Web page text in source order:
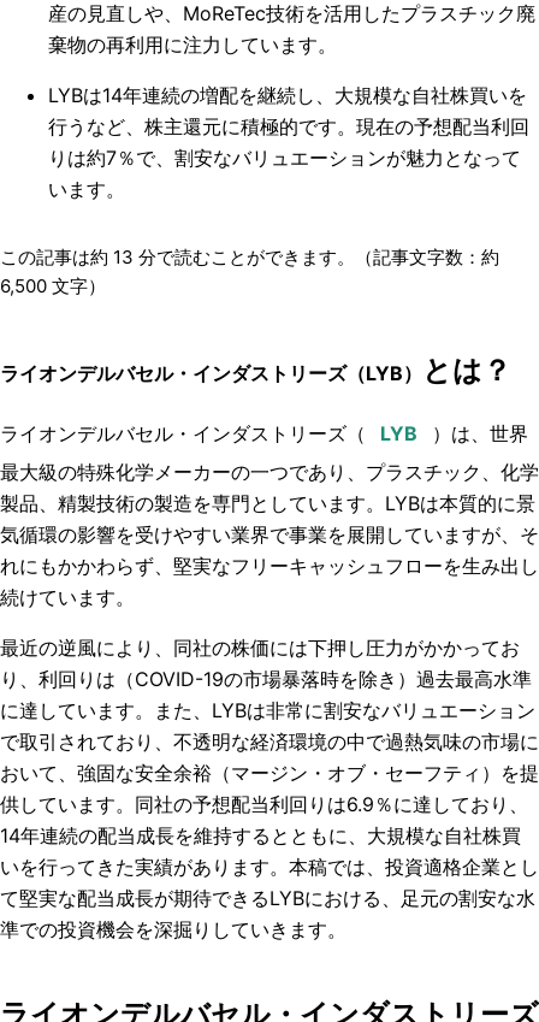
産の見直しや、MoReTec技術を活用したプラスチック廃
棄物の再利用に注力しています。
LYBは14年連続の増配を継続し、大規模な自社株買いを
行うなど、株主還元に積極的です。現在の予想配当利回
りは約7％で、割安なバリュエーションが魅力となって
います。
この記事は約 13 分で読むことができます。（記事文字数：約
6,500 文字）
ライオンデルバセル・インダストリーズ（LYB） とは？
ライオンデルバセル・インダストリーズ（
）は、世界
最大級の特殊化学メーカーの一つであり、プラスチック、化学
製品、精製技術の製造を専門としています。LYBは本質的に景
気循環の影響を受けやすい業界で事業を展開していますが、そ
れにもかかわらず、堅実なフリーキャッシュフローを生み出し
続けています。
最近の逆風により、同社の株価には下押し圧力がかかってお
り、利回りは（COVID-19の市場暴落時を除き）過去最高水準
に達しています。また、LYBは非常に割安なバリュエーション
で取引されており、不透明な経済環境の中で過熱気味の市場に
おいて、強固な安全余裕（マージン・オブ・セーフティ）を提
供しています。同社の予想配当利回りは6.9％に達しており、
14年連続の配当成長を維持するとともに、大規模な自社株買
いを行ってきた実績があります。本稿では、投資適格企業とし
て堅実な配当成長が期待できるLYBにおける、足元の割安な水
準での投資機会を深掘りしていきます。
ライオンデルバセル・インダストリーズ